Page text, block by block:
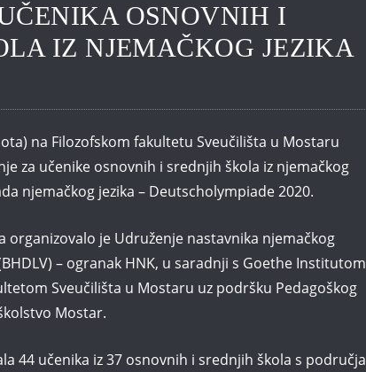
OSNOVNIH I
IZ NJEMAČKOG JEZIKA
na Filozofskom fakultetu Sveučilišta u Mostaru
za učenike osnovnih i srednjih škola iz njemačkog
njemačkog jezika – Deutscholympiade 2020.
organizovalo je Udruženje nastavnika njemačkog
– ogranak HNK, u saradnji s Goethe Institutom
Sveučilišta u Mostaru uz podršku Pedagoškog
Mostar.
44 učenika iz 37 osnovnih i srednjih škola s područja